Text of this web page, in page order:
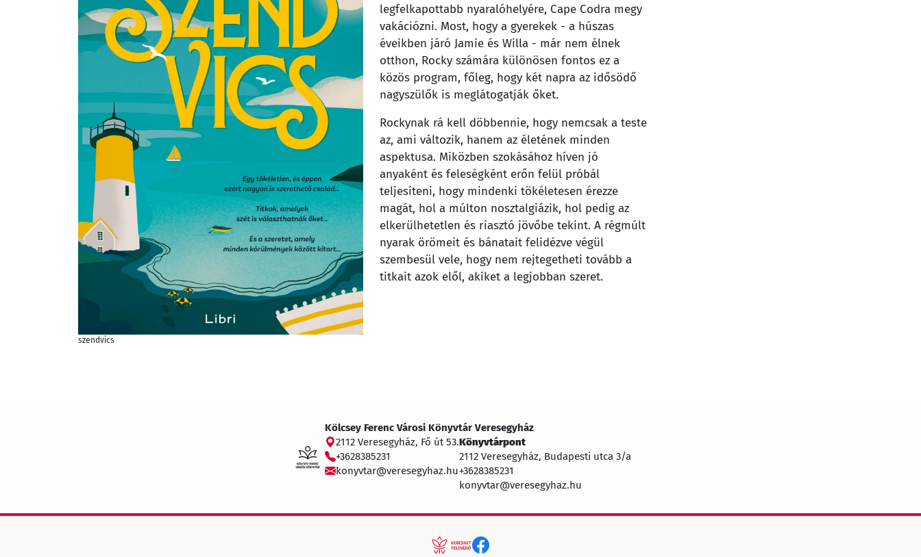
szendvics
legfelkapottabb nyaralóhelyére, Cape Codra megy
vakációzni. Most, hogy a gyerekek - a húszas
éveikben járó Jamie és Willa - már nem élnek
otthon, Rocky számára különösen fontos ez a
közös program, főleg, hogy két napra az idősödő
nagyszülők is meglátogatják őket.
Rockynak rá kell döbbennie, hogy nemcsak a teste
az, ami változik, hanem az életének minden
aspektusa. Miközben szokásához híven jó
anyaként és feleségként erőn felül próbál
teljesíteni, hogy mindenki tökéletesen érezze
magát, hol a múlton nosztalgiázik, hol pedig az
elkerülhetetlen és riasztó jövőbe tekint. A régmúlt
nyarak örömeit és bánatait felidézve végül
szembesül vele, hogy nem rejtegetheti tovább a
titkait azok elől, akiket a legjobban szeret.
Kölcsey Ferenc Városi Könyvtár Veresegyház
2112 Veresegyház, Fő út 53.
+3628385231
konyvtar@veresegyhaz.hu
Könyvtárpont
2112 Veresegyház, Budapesti utca 3/a
+3628385231
konyvtar@veresegyhaz.hu